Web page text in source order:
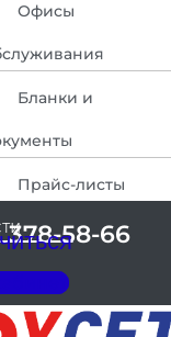
Офисы
Бланки и
Прайс-листы
378-58-66